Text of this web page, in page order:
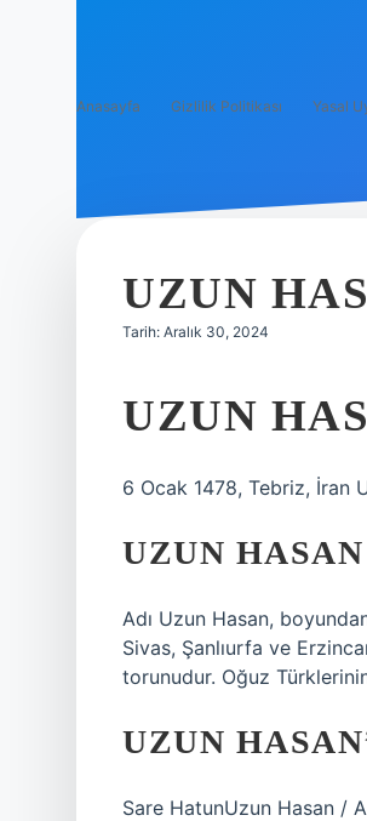
Anasayfa Gizlilik Politikası Yasal
UZUN
Tarih: Aralık 30, 2024
UZUN
6 Ocak 1478, Tebriz, İran
UZUN
Adı Uzun Hasan,
Sivas, Şanlıurfa ve
torunudur. Oğuz
UZUN
Sare HatunUzun Hasan /